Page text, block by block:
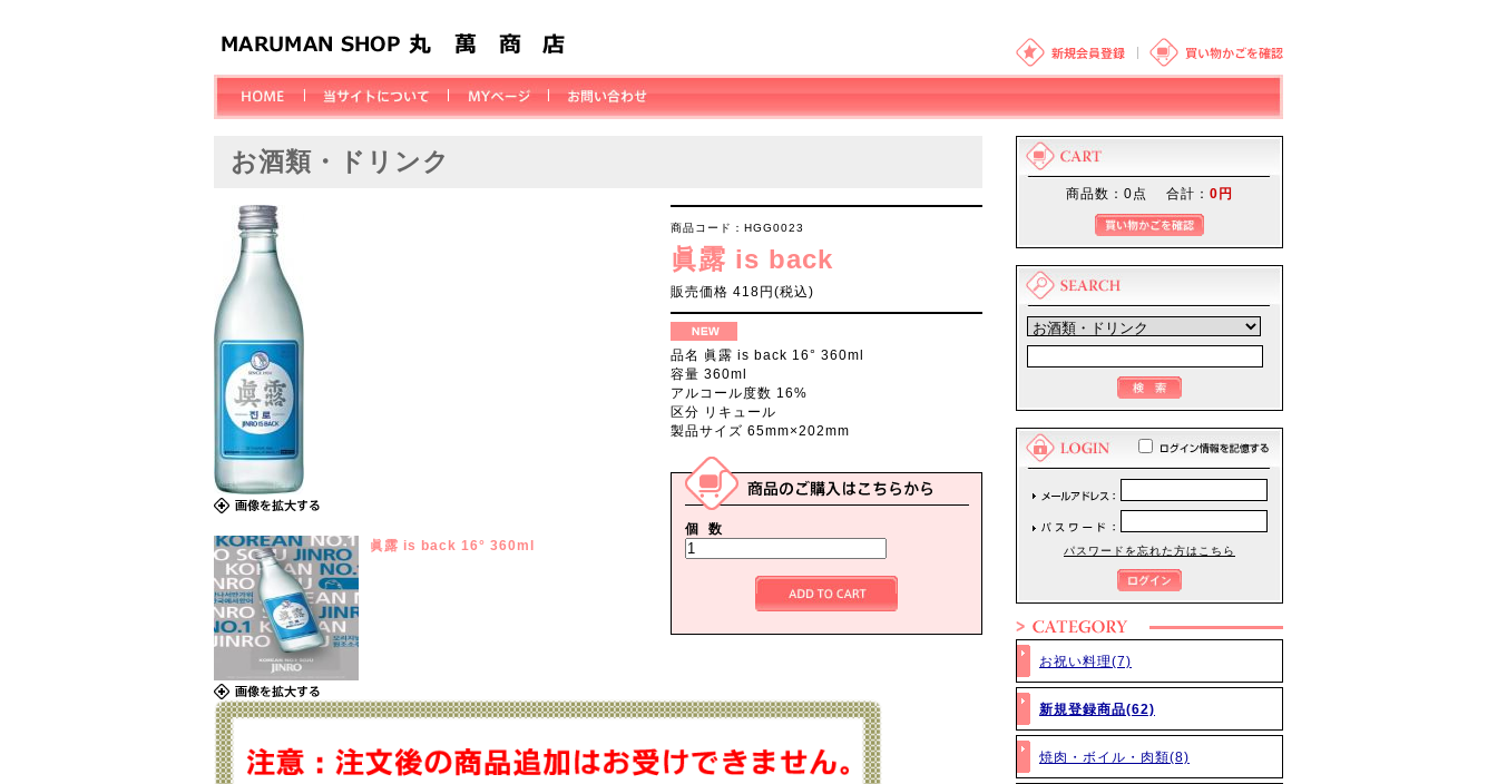
お酒類・ドリンク
眞露 is back 16° 360ml
商品コード：HGG0023
眞露 is back
販売価格 418円(税込)
品名 眞露 is back 16° 360ml
容量 360ml
アルコール度数 16%
区分 リキュール
製品サイズ 65mm×202mm
個 数
商品数：0点 合計： 0円
パスワードを忘れた方はこちら
お祝い料理(7)
新規登録商品(62)
焼肉・ボイル・肉類(8)